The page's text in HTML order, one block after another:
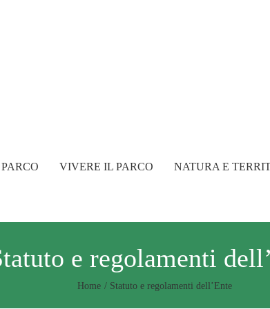
VIVERE IL PARCO NATURA E
e regolamenti
Home Statuto e regolamenti dell’Ente